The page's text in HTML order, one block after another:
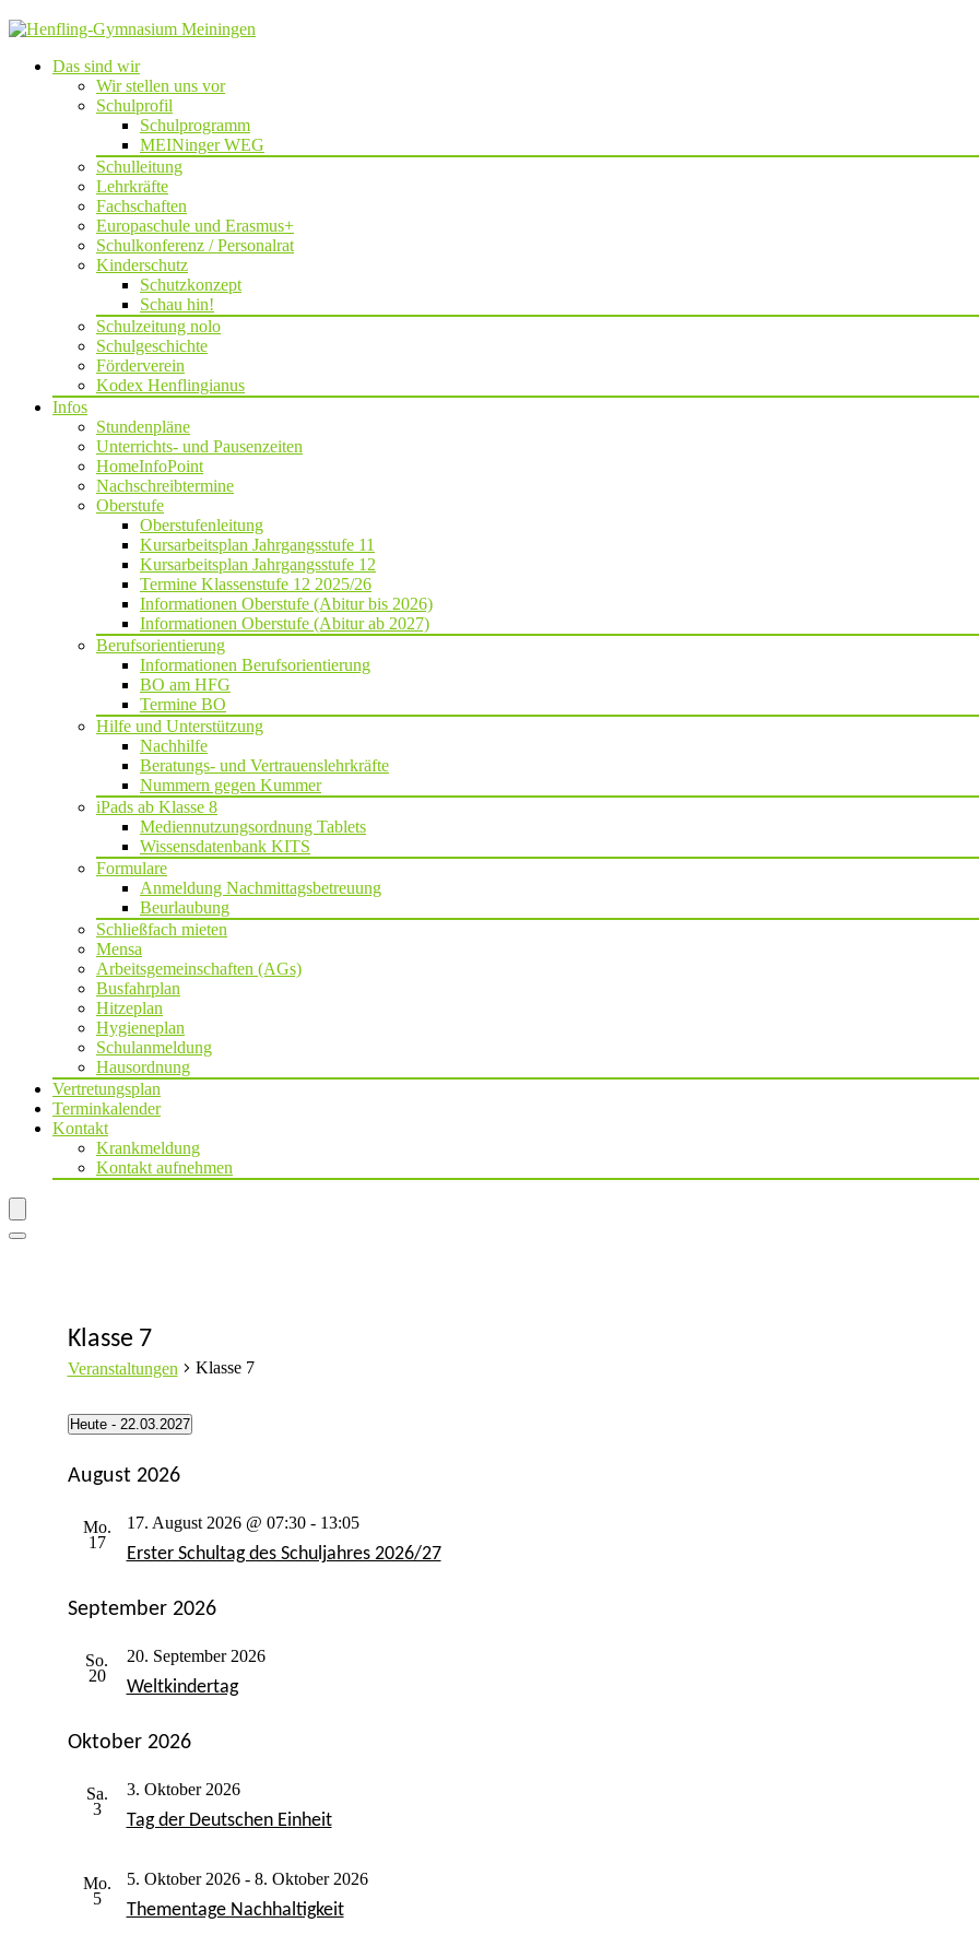
Das sind wir
Wir stellen uns vor
Schulprofil
Schulprogramm
MEINinger WEG
Schulleitung
Lehrkräfte
Fachschaften
Europaschule und Erasmus+
Schulkonferenz / Personalrat
Kinderschutz
Schutzkonzept
Schau hin!
Schulzeitung nolo
Schulgeschichte
Förderverein
Kodex Henflingianus
Infos
Stundenpläne
Unterrichts- und Pausenzeiten
HomeInfoPoint
Nachschreibtermine
Oberstufe
Oberstufenleitung
Kursarbeitsplan Jahrgangsstufe 11
Kursarbeitsplan Jahrgangsstufe 12
Termine Klassenstufe 12 2025/26
Informationen Oberstufe (Abitur bis 2026)
Informationen Oberstufe (Abitur ab 2027)
Berufsorientierung
Informationen Berufsorientierung
BO am HFG
Termine BO
Hilfe und Unterstützung
Nachhilfe
Beratungs- und Vertrauenslehrkräfte
Nummern gegen Kummer
iPads ab Klasse 8
Mediennutzungsordnung Tablets
Wissensdatenbank KITS
Formulare
Anmeldung Nachmittagsbetreuung
Beurlaubung
Schließfach mieten
Mensa
Arbeitsgemeinschaften (AGs)
Busfahrplan
Hitzeplan
Hygieneplan
Schulanmeldung
Hausordnung
Vertretungsplan
Terminkalender
Kontakt
Krankmeldung
Kontakt aufnehmen
Klasse 7
Veranstaltungen Klasse 7
Veranstaltungen
Heute - 22.03.2027
August 2026
Mo.
17
Erster Schultag des Schuljahres 2026/27
17. August 2026 @ 07:30- 13:05
September 2026
So.
20
Weltkindertag
20. September 2026
Oktober 2026
Sa.
3
Tag der Deutschen Einheit
3. Oktober 2026
Mo.
5
Thementage Nachhaltigkeit
5. Oktober 2026- 8. Oktober 2026